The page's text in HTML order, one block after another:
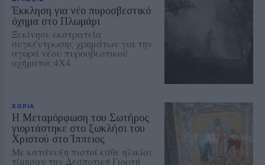
Έκκληση για νέο πυροσβεστικό
όχημα στο Πλωμάρι
Ξεκίνησε εκστρατεία
συγκέντρωσης χρημάτων για την
αγορά νέου πυροσβεστικού
οχήματος 4Χ4
ΧΩΡΙΑ
Η Μεταμόρφωση του Σωτήρος
γιορτάστηκε στο ξωκλήσι του
Χριστού στο Ίππειος
Με κατάνυξη πιστοί κάθε ηλικίας
τίμησαν την Δεσποτική Γιορτή